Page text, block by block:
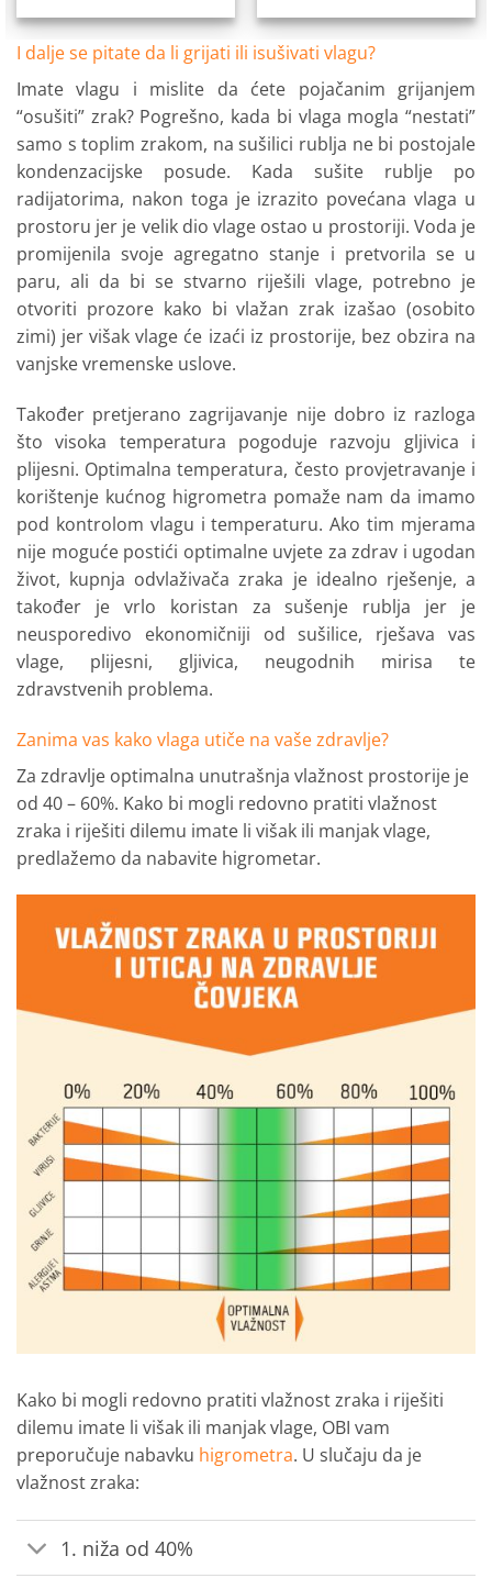
I dalje se pitate da li grijati ili isušivati vlagu?
Imate vlagu i mislite da ćete pojačanim grijanjem
“osušiti” zrak? Pogrešno, kada bi vlaga mogla “nestati”
samo s toplim zrakom, na sušilici rublja ne bi postojale
kondenzacijske posude. Kada sušite rublje po
radijatorima, nakon toga je izrazito povećana vlaga u
prostoru jer je velik dio vlage ostao u prostoriji. Voda je
promijenila svoje agregatno stanje i pretvorila se u
paru, ali da bi se stvarno riješili vlage, potrebno je
otvoriti prozore kako bi vlažan zrak izašao (osobito
zimi) jer višak vlage će izaći iz prostorije, bez obzira na
vanjske vremenske uslove.
Također pretjerano zagrijavanje nije dobro iz razloga
što visoka temperatura pogoduje razvoju gljivica i
plijesni. Optimalna temperatura, često provjetravanje i
korištenje kućnog higrometra pomaže nam da imamo
pod kontrolom vlagu i temperaturu. Ako tim mjerama
nije moguće postići optimalne uvjete za zdrav i ugodan
život, kupnja odvlaživača zraka je idealno rješenje, a
također je vrlo koristan za sušenje rublja jer je
neusporedivo ekonomičniji od sušilice, rješava vas
vlage, plijesni, gljivica, neugodnih mirisa te
zdravstvenih problema.
Zanima vas kako vlaga utiče na vaše zdravlje?
Za zdravlje optimalna unutrašnja vlažnost prostorije je
od 40 – 60%. Kako bi mogli redovno pratiti vlažnost
zraka i riješiti dilemu imate li višak ili manjak vlage,
predlažemo da nabavite higrometar.
Kako bi mogli redovno pratiti vlažnost zraka i riješiti
dilemu imate li višak ili manjak vlage, OBI vam
preporučuje nabavku higrometra. U slučaju da je
vlažnost zraka:
1. niža od 40%